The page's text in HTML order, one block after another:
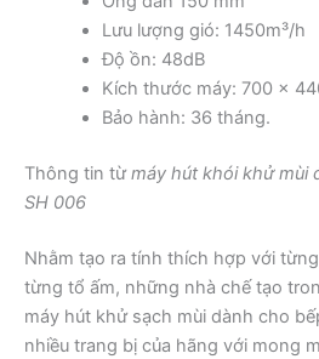
Lưu lượng gió: 1450m³/h
Độ ồn: 48dB
Kích thước máy: 700 x
Bảo hành: 36 tháng.
Thông tin từmáy hút khói khử mùi
SH 006
Nhằm tạo ra tính thích hợp với
từng tổ ấm, những nhà chế tạo
máy hút khử sạch mùi dành cho
nhiều trang bị của hãng với mong